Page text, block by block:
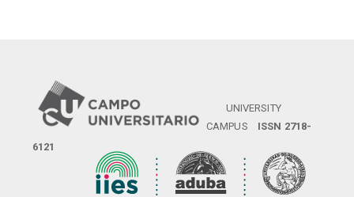
UNIVERSITY
CAMPUS ISSN 2718-
6121